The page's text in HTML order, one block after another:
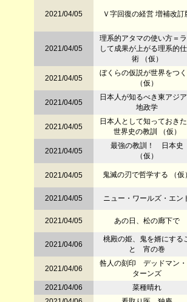
2021/04/05 Ｖ字回復の経営 増補改訂
2021/04/05
理系的アタマの使い方＝
して成果が上がる理系的
術 （仮）
2021/04/05
ぼくらの仮説が世界をつ
（仮）
2021/04/05
日本人が知るべき東アジ
地政学
2021/04/05
日本人として知っておき
世界史の教訓 （仮）
2021/04/05
最強の教訓！ 日本史
（仮）
2021/04/05 鬼滅の刃で哲学する （仮
2021/04/05 ニュー・ワールズ・エン
2021/04/05 あの日、松の廊下で
2021/04/06
桃殿の姫、鬼を婿にする
と 宵の巻
2021/04/06
咎人の刻印 デッドマン
ターンズ
2021/04/06
菜種晴れ